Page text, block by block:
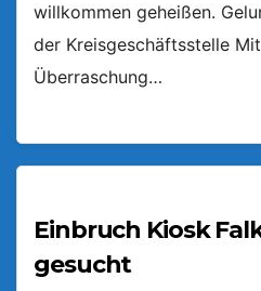
willkommen geheißen.
der Kreisgeschäftsstelle
Überraschung…
Einbruch Kiosk
gesucht